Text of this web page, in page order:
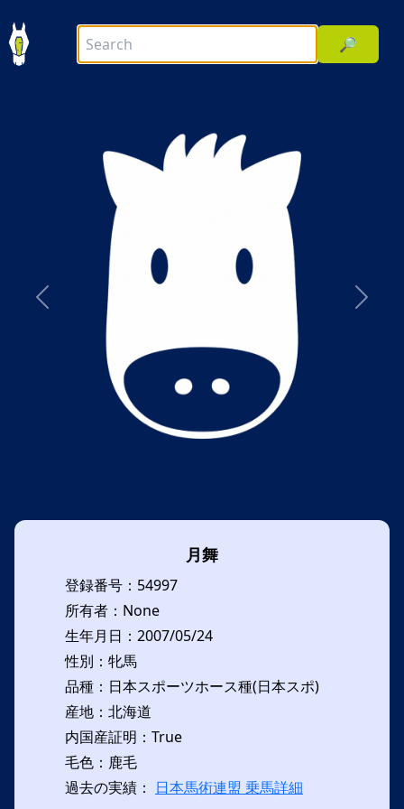
🔎
前へ 次へ
月舞
登録番号：54997
所有者：None
生年月日：2007/05/24
性別：牝馬
品種：日本スポーツホース種(日本スポ)
産地：北海道
内国産証明：True
毛色：鹿毛
過去の実績： 日本馬術連盟 乗馬詳細